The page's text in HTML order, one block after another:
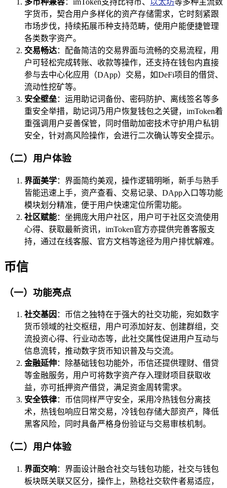
多币种兼容：imToken支持比特币、 以太坊等多种主流数
字货币，契合用户多样化的资产存储需求，它时刻紧跟
市场步伐，持续拓展币种支持范畴，使用户能便捷管理
各类数字资产。
交易畅达：配备简洁的交易界面与流畅的交易流程，用
户可轻松完成转账、收款等操作，还支持在钱包内直接
参与去中心化应用（DApp）交易，如DeFi项目的借贷、
流动性挖矿等。
安全壁垒：运用助记词备份、密码防护、离线签名等多
重安全举措，助记词乃用户恢复钱包之关键，imToken着
重强调用户妥善保管，同时借助加密技术守护用户私钥
安全，针对高风险操作，会进行二次确认等安全提示。
（二）用户体验
界面美学：界面简约美观，操作逻辑明晰，新手与熟手
皆能迅速上手，资产查看、交易记录、DApp入口等功能
模块划分精准，便于用户快速定位所需功能。
社区赋能：坐拥庞大用户社区，用户可于社区交流使用
心得、获取最新资讯，imToken官方亦提供完善客服支
持，通过在线客服、官方文档等途径为用户排忧解难。
币信
（一）功能亮点
社交基因 ：币信之独特在于强大的社交功能，宛如数字
货币领域的社交枢纽，用户可添加好友、创建群组，交
流投资心得、行业动态等，此社交属性促进用户互动与
信息流转，推动数字货币知识普及与交流。
金融延伸：除基础钱包功能外，币信还提供理财、借贷
等金融服务，用户可将数字资产存入理财项目获取收
益，亦可抵押资产借贷，满足资金周转需求。
安全铁律：币信同样严守安全，采用冷热钱包分离技
术，热钱包响应日常交易，冷钱包存储大部资产，降低
黑客风险，同时具备严格身份验证与交易审核机制。
（二）用户体验
界面交响：界面设计融合社交与钱包功能，社交与钱包
板块既关联又区分，操作上，熟稔社交软件者易适应，